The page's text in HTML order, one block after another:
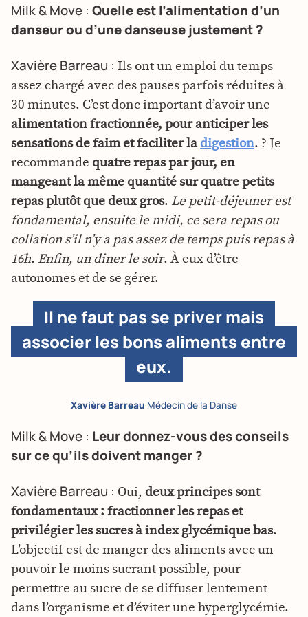
Milk & Move : Quelle est l’alimentation d’un
danseur ou d’une danseuse justement ?
Xavière Barreau : Ils ont un emploi du temps
assez chargé avec des pauses parfois réduites à
30 minutes. C’est donc important d’avoir une
alimentation fractionnée, pour anticiper les
sensations de faim et faciliter la digestion. ? Je
recommande quatre repas par jour, en
mangeant la même quantité sur quatre petits
repas plutôt que deux gros. Le petit-déjeuner est
fondamental, ensuite le midi, ce sera repas ou
collation s’il n’y a pas assez de temps puis repas à
16h. Enfin, un diner le soir. À eux d’être
autonomes et de se gérer.
Il ne faut pas se priver mais
associer les bons aliments entre
eux.
Xavière Barreau Médecin de la Danse
Milk & Move : Leur donnez-vous des conseils
sur ce qu’ils doivent manger ?
Xavière Barreau : Oui, deux principes sont
fondamentaux : fractionner les repas et
privilégier les sucres à index glycémique bas.
L’objectif est de manger des aliments avec un
pouvoir le moins sucrant possible, pour
permettre au sucre de se diffuser lentement
dans l’organisme et d’éviter une hyperglycémie.